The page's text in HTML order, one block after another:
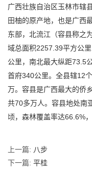
广西壮族自治区玉林市辖
田柚的原产地，也是广西
东部，北流江（容县称之
域总面积2257.39平方公
公里，南北最大纵距73.5
首府340公里。全县辖12
万。容县是广西最大的侨
共70多万人。容县地处南
顷，森林覆盖率达66.6%
上一篇: 八步
下一篇: 平桂